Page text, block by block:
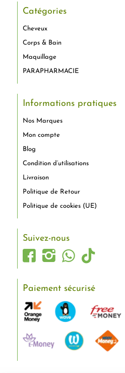
Catégories
Cheveux
Corps & Bain
Maquillage
PARAPHARMACIE
Informations pratiques
Nos Marques
Mon compte
Blog
Condition d’utilisations
Livraison
Politique de Retour
Politique de cookies (UE)
Suivez-nous
Paiement sécurisé